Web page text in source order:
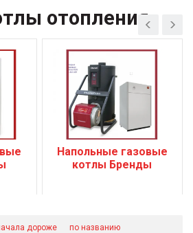
отопления
Напольные газовые
котлы Бренды
дороже
по названию